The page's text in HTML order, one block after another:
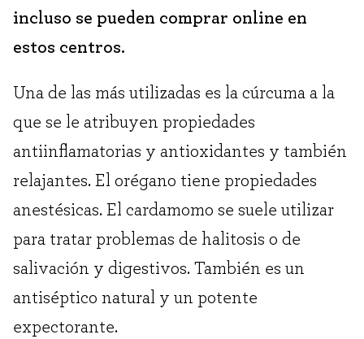
incluso se pueden comprar online en
estos centros.
Una de las más utilizadas es la cúrcuma a la
que se le atribuyen propiedades
antiinflamatorias y antioxidantes y también
relajantes. El orégano tiene propiedades
anestésicas. El cardamomo se suele utilizar
para tratar problemas de halitosis o de
salivación y digestivos. También es un
antiséptico natural y un potente
expectorante.